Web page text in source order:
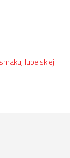
lubelskiej